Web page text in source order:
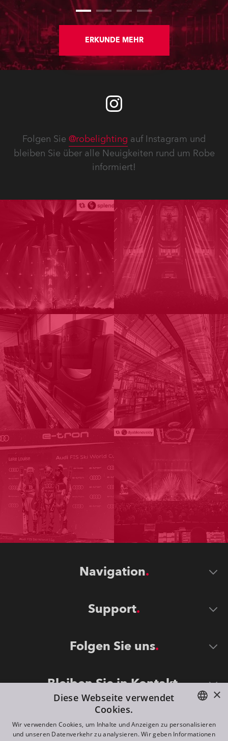
Wörthersee in Klagenfurt zum
Einsatz. Ergänzt wurden sie durch
iFORTE, iPAINTE LTM, Spiider und
iSpiider aus dem Mietpark des
Unternehmens.
ERKUNDE MEHR
Folgen Sie @robelighting auf Instagram und
bleiben Sie über alle Neuigkeiten rund um Robe
informiert!
Navigation
Support
Folgen Sie uns
Bleiben Sie in Kontakt
ENGLISH
×
Diese Webseite verwendet
Cookies.
Wir verwenden Cookies, um Inhalte und Anzeigen zu personalisieren
und unseren Datenverkehr zu analysieren. Wir geben Informationen